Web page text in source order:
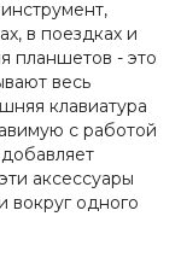
в поездках и
планшетов - это
весь
клавиатура
с работой
аксессуары
вокруг одного